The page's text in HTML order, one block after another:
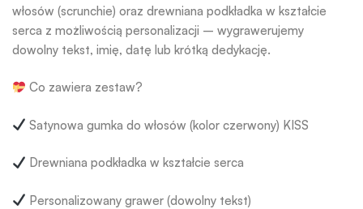
włosów (scrunchie) oraz drewniana podkładka w kształcie
serca z możliwością personalizacji – wygrawerujemy
dowolny tekst, imię, datę lub krótką dedykację.
Co zawiera zestaw?
Satynowa gumka do włosów (kolor czerwony) KISS
Drewniana podkładka w kształcie serca
Personalizowany grawer (dowolny tekst)